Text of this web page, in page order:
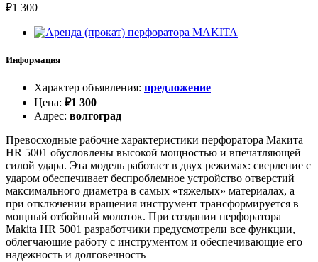
₽1 300
Информация
Характер объявления: предложение
Цена: ₽1 300
Адрес: волгоград
Превосходные рабочие характеристики перфоратора Макита
HR 5001 обусловлены высокой мощностью и впечатляющей
силой удара. Эта модель работает в двух режимах: сверление с
ударом обеспечивает беспроблемное устройство отверстий
максимального диаметра в самых «тяжелых» материалах, а
при отключении вращения инструмент трансформируется в
мощный отбойный молоток. При создании перфоратора
Makita HR 5001 разработчики предусмотрели все функции,
облегчающие работу с инструментом и обеспечивающие его
надежность и долговечность